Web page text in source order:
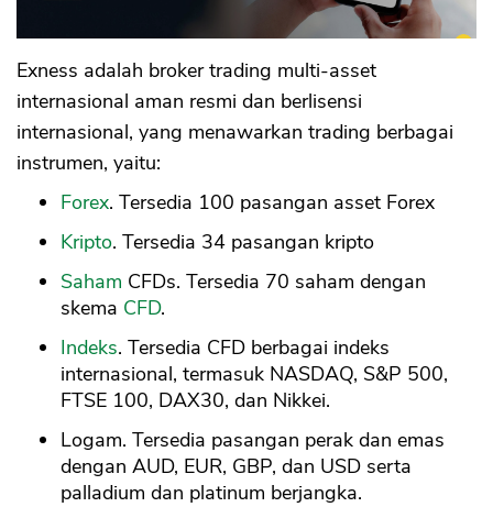
Exness adalah broker trading multi-asset
internasional aman resmi dan berlisensi
internasional, yang menawarkan trading berbagai
instrumen, yaitu:
Forex. Tersedia 100 pasangan asset Forex
Kripto. Tersedia 34 pasangan kripto
Saham CFDs. Tersedia 70 saham dengan
skema CFD.
Indeks. Tersedia CFD berbagai indeks
internasional, termasuk NASDAQ, S&P 500,
FTSE 100, DAX30, dan Nikkei.
Logam. Tersedia pasangan perak dan emas
dengan AUD, EUR, GBP, dan USD serta
palladium dan platinum berjangka.